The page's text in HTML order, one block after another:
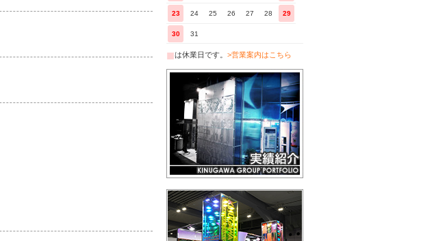
23 24 25 26 27 28 29
30 31
■は休業日です。 >営業案内はこちら